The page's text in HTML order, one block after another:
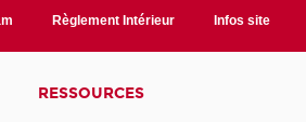
Règlement Intérieur Infos site
RESSOURCES